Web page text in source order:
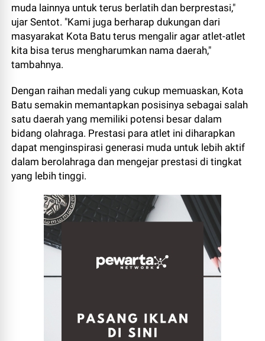
muda lainnya untuk terus berlatih dan berprestasi,"
ujar Sentot. "Kami juga berharap dukungan dari
masyarakat Kota Batu terus mengalir agar atlet-atlet
kita bisa terus mengharumkan nama daerah,"
tambahnya.
Dengan raihan medali yang cukup memuaskan, Kota
Batu semakin memantapkan posisinya sebagai salah
satu daerah yang memiliki potensi besar dalam
bidang olahraga. Prestasi para atlet ini diharapkan
dapat menginspirasi generasi muda untuk lebih aktif
dalam berolahraga dan mengejar prestasi di tingkat
yang lebih tinggi.